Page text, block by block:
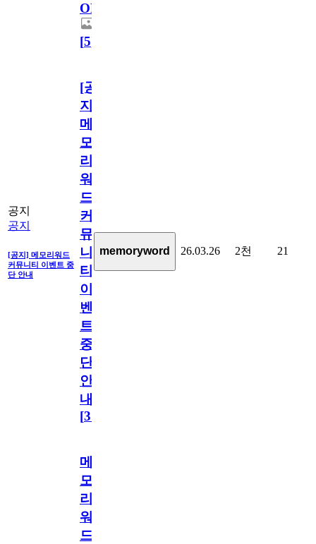
OPEN!
[5]
공지
공지
[공지] 메모리워드
커뮤니티 이벤트 중
단 안내
[공
지]
메
모
리
워
드
커
뮤
니
티
이
벤
트
중
단
안
내
[31
memoryword 26.03.26 2천 21
메
모
리
워
드